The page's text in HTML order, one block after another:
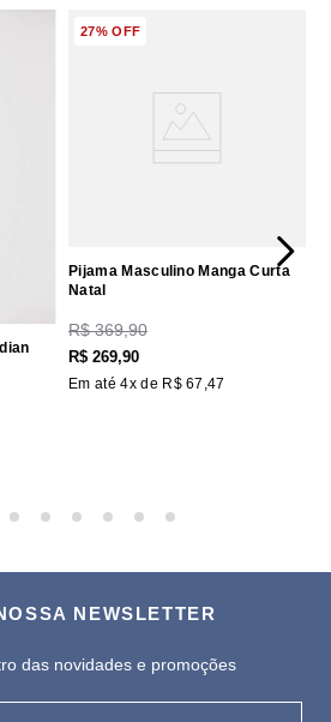
27%OFF
Pijama Masculino Manga Curta
Natal
R$ 369,90
R$ 269,90
Em até4x de R$ 67 ,47
NEWSLETTER
das novidades e promoções